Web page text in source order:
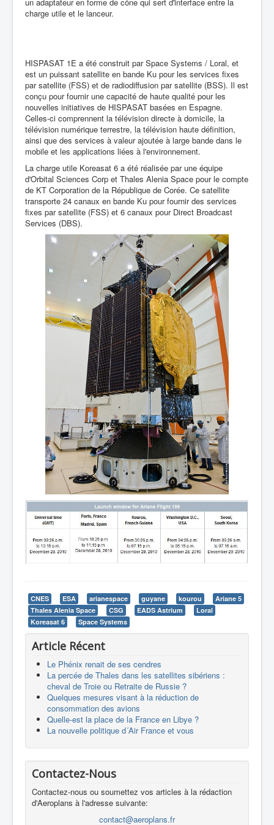
charge utile et le lanceur.
HISPASAT 1E a été construit par Space Systems / Loral, et
est un puissant satellite en bande Ku pour les services fixes
par satellite (FSS) et de radiodiffusion par satellite (BSS). Il est
conçu pour fournir une capacité de haute qualité pour les
nouvelles initiatives de HISPASAT basées en Espagne.
Celles-ci comprennent la télévision directe à domicile, la
télévision numérique terrestre, la télévision haute définition,
ainsi que des services à valeur ajoutée à large bande dans le
mobile et les applications liées à l'environnement.
La charge utile Koreasat 6 a été réalisée par une équipe
d'Orbital Sciences Corp et Thales Alenia Space pour le compte
de KT Corporation de la République de Corée. Ce satellite
transporte 24 canaux en bande Ku pour fournir des services
fixes par satellite (FSS) et 6 canaux pour Direct Broadcast
Services (DBS).
CNES ESA arianespace guyane kourou
Ariane 5
Thales Alenia Space
CSG EADS Astrium
Loral
Koreasat 6
Space Systems
Article Récent
Le Phénix renait de ses cendres
La percée de Thales dans les satellites sibériens :
cheval de Troie ou Retraite de Russie ?
Quelques mesures visant à la réduction de
consommation des avions
Quelle-est la place de la France en Libye ?
La nouvelle politique d´Air France et vous
Contactez-Nous
Contactez-nous ou soumettez vos articles à la rédaction
d'Aeroplans à l'adresse suivante:
contact@aeroplans.fr